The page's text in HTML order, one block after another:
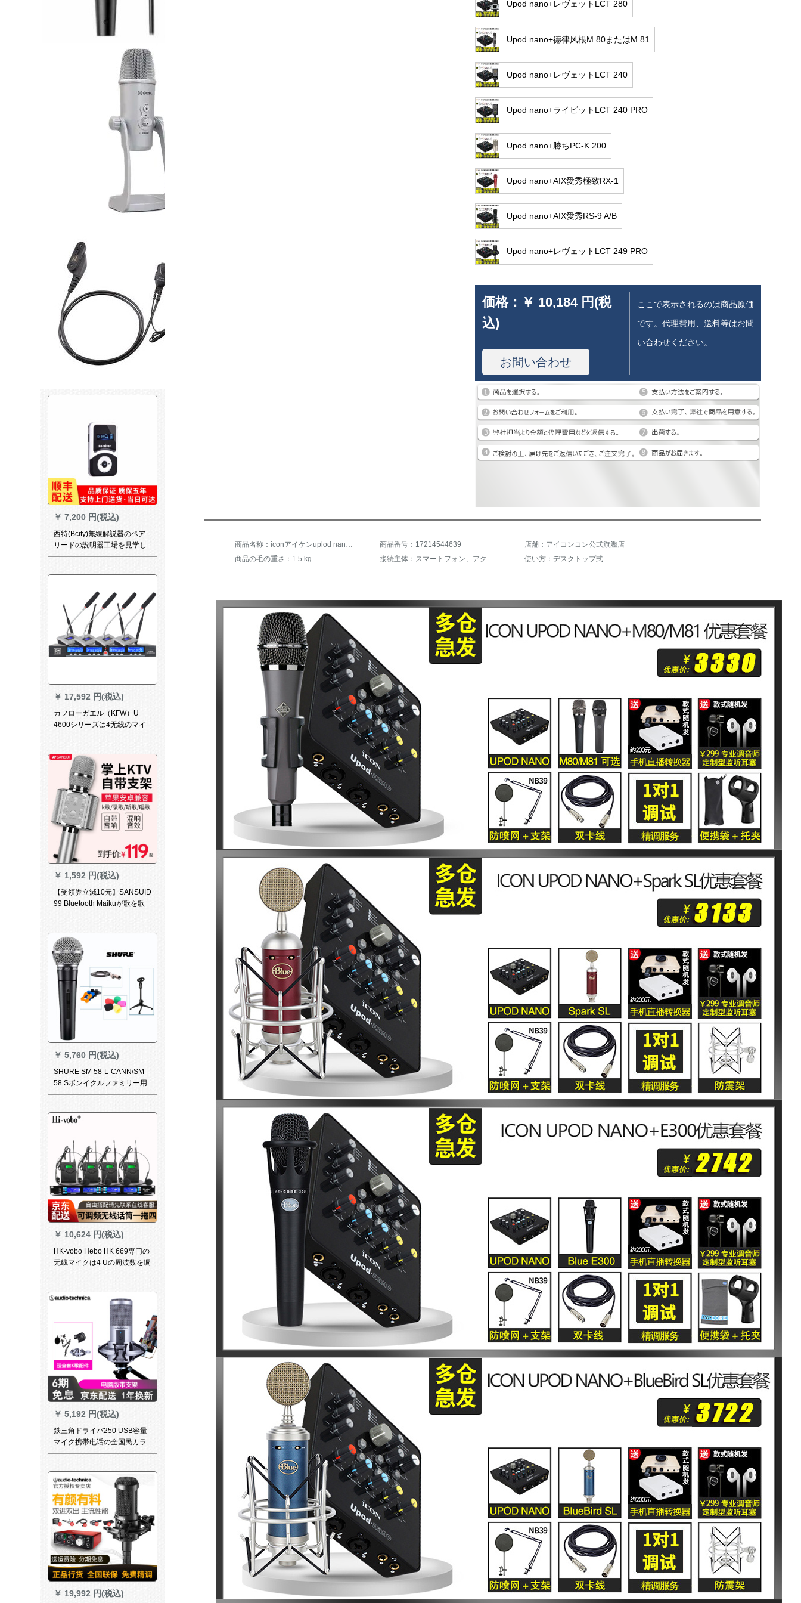
￥ 7,200 円(税込)
西特(Bcity)無線解説器のペア
リードの説明器工場を見学し
て、政府の案内人の無線解説
￥ 17,592 円(税込)
カフローガエル（KFW）U
4600シリーズは4无线のマイ
クを引いて腰にガチーショウ
会议を行います。FMマイク
KTVマイクU 4600 C
￥ 1,592 円(税込)
【受領券立減10元】SANSUID
99 Bluetooth Maikuが歌を歌
っています。ワイヤレスマイ
家庭カラオケ生放送バラ金
【高配版】＋Bluetooth放射器
＋UV収納＋3 mオーケー
￥ 5,760 円(税込)
SHURE SM 58-L-CANN/SM
58 Sボンイクルファミリー用
KTV SM 58 Sバーンスキー
￥ 10,624 円(税込)
HK-vobo Hebo HK 669専门の
无线マイクは4 Uの周波数を调
整します。マイク出演会议舞
首をかけています。
￥ 5,192 円(税込)
鉄三角ドライバ250 USB容量
マイク携帯电话の全国民カラ
オケ录音パソコ専门门マイク
歌设备のキーパーが歌をうた
うパソコン版サポトラックト
ラック
￥ 19,992 円(税込)
Upod nano+レヴェットLCT 280
Upod nano+德律风根M 80またはM 81
Upod nano+レヴェットLCT 240
Upod nano+ライビットLCT 240 PRO
Upod nano+勝ちPC-K 200
Upod nano+AIX愛秀極致RX-1
Upod nano+AIX愛秀RS-9 A/B
Upod nano+レヴェットLCT 249 PRO
価格： ￥ 10,184 円(税
込)
お問い合わせ
ここで表示されるのは商品原価
です。代理費用、送料等はお問
い合わせください。
商品番号：17214544639
店舗：アイコンコン公式旗艦店
商品の毛の重さ：1.5 kg
使い方：デスクトップ式